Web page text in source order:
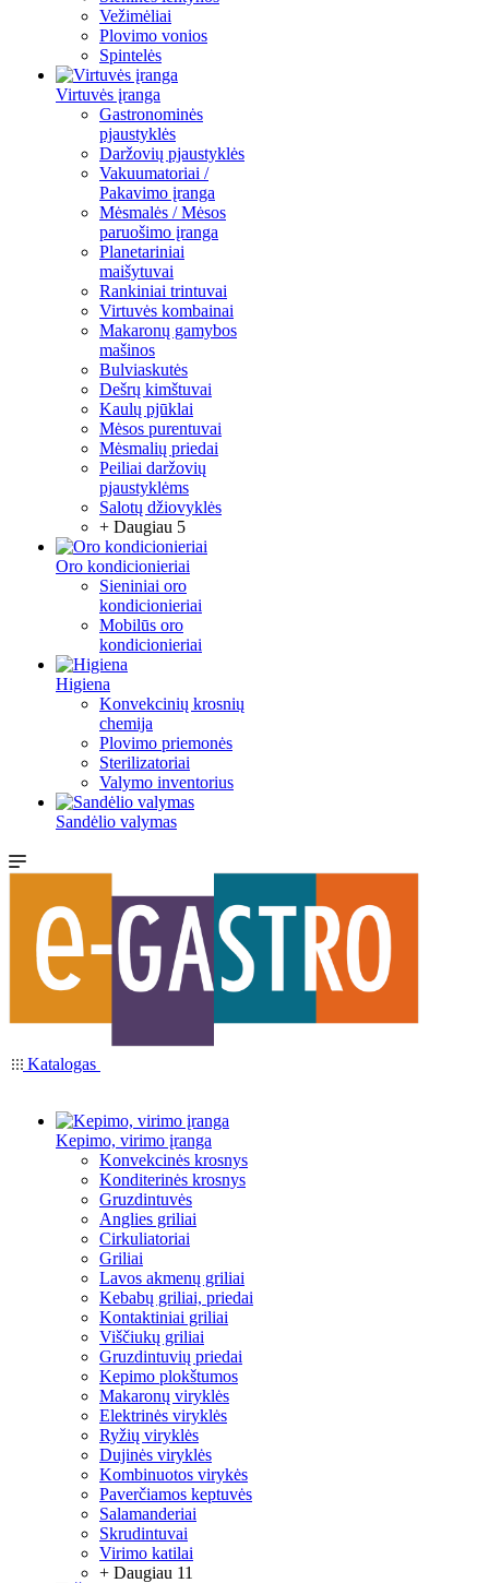
Vežimėliai
Plovimo vonios
Spintelės
Virtuvės įranga
Gastronominės
pjaustyklės
Daržovių pjaustyklės
Vakuumatoriai /
Pakavimo įranga
Mėsmalės / Mėsos
paruošimo įranga
Planetariniai
maišytuvai
Rankiniai trintuvai
Virtuvės kombainai
Makaronų gamybos
mašinos
Bulviaskutės
Dešrų kimštuvai
Kaulų pjūklai
Mėsos purentuvai
Mėsmalių priedai
Peiliai daržovių
pjaustyklėms
Salotų džiovyklės
+ Daugiau 5
Oro kondicionieriai
Sieniniai oro
kondicionieriai
Mobilūs oro
kondicionieriai
Higiena
Konvekcinių krosnių
chemija
Plovimo priemonės
Sterilizatoriai
Valymo inventorius
Sandėlio valymas
Katalogas
Kepimo, virimo įranga
Konvekcinės krosnys
Konditerinės krosnys
Gruzdintuvės
Anglies griliai
Cirkuliatoriai
Griliai
Lavos akmenų griliai
Kebabų griliai, priedai
Kontaktiniai griliai
Viščiukų griliai
Gruzdintuvių priedai
Kepimo plokštumos
Makaronų viryklės
Elektrinės viryklės
Ryžių viryklės
Dujinės viryklės
Kombinuotos virykės
Paverčiamos keptuvės
Salamanderiai
Skrudintuvai
Virimo katilai
+ Daugiau 11